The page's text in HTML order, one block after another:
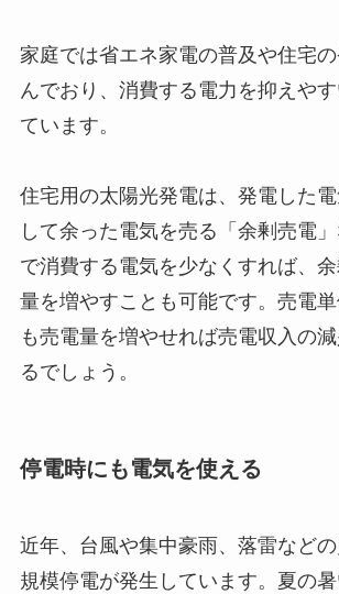
家庭では省エネ家電の普及や住宅
んでおり、消費する電力を抑えや
ています。
住宅用の太陽光発電は、発電した
して余った電気を売る「余剰売電
で消費する電気を少なくすれば、
量を増やすことも可能です。売電
も売電量を増やせれば売電収入の
るでしょう。
停電時にも電気を使える
近年、台風や集中豪雨、落雷など
規模停電が発生しています。夏の